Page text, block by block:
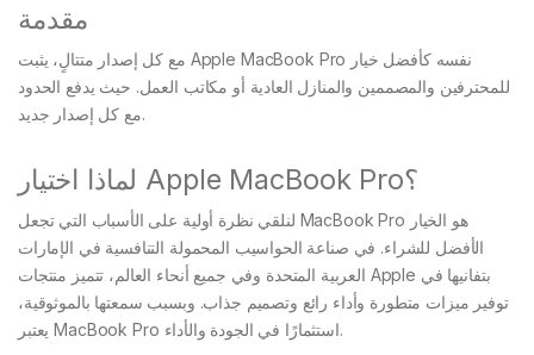
مقدمة
مع كل إصدار متتالٍ، يثبت Apple MacBook Pro نفسه كأفضل خيار
للمحترفين والمصممين والمنازل العادية أو مكاتب العمل. حيث يدفع الحدود
مع كل إصدار جديد.
لماذا اختيار Apple MacBook Pro؟
لنلقي نظرة أولية على الأسباب التي تجعل MacBook Pro هو الخيار
الأفضل للشراء. في صناعة الحواسيب المحمولة التنافسية في الإمارات
العربية المتحدة وفي جميع أنحاء العالم، تتميز منتجات Apple بتفانيها في
توفير ميزات متطورة وأداء رائع وتصميم جذاب. وبسبب سمعتها بالموثوقية،
يعتبر MacBook Pro استثمارًا في الجودة والأداء.